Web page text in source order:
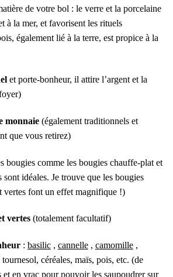
de votre bol : le verre et la porcelaine
à la mer, et favorisent les rituels
également lié à la terre, est propice à la
et porte-bonheur, il attire l’argent et la
monnaie(également traditionnels et
que vous retirez)
bougies comme les bougies chauffe-plat et
idéales. Je trouve que les bougies
vertes font un effet magnifique !)
vertes(totalement facultatif)
: basilic, cannelle, camomille,
céréales, maïs, pois, etc. (de
et en vrac pour pouvoir les saupoudrer sur